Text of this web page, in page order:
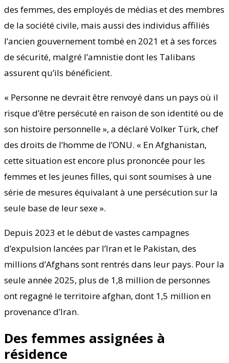
des femmes, des employés de médias et des membres
de la société civile, mais aussi des individus affiliés
l’ancien gouvernement tombé en 2021 et à ses forces
de sécurité, malgré l’amnistie dont les Talibans
assurent qu’ils bénéficient.
« Personne ne devrait être renvoyé dans un pays où il
risque d’être persécuté en raison de son identité ou de
son histoire personnelle », a déclaré Volker Türk, chef
des droits de l’homme de l’ONU. « En Afghanistan,
cette situation est encore plus prononcée pour les
femmes et les jeunes filles, qui sont soumises à une
série de mesures équivalant à une persécution sur la
seule base de leur sexe ».
Depuis 2023 et le début de vastes campagnes
d’expulsion lancées par l’Iran et le Pakistan, des
millions d’Afghans sont rentrés dans leur pays. Pour la
seule année 2025, plus de 1,8 million de personnes
ont regagné le territoire afghan, dont 1,5 million en
provenance d’Iran.
Des femmes assignées à
résidence